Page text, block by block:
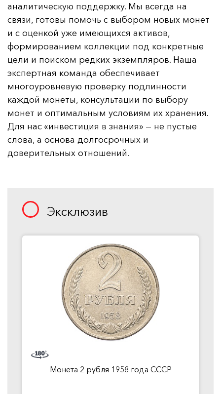
аналитическую поддержку. Мы всегда на
связи, готовы помочь с выбором новых монет
и с оценкой уже имеющихся активов,
формированием коллекции под конкретные
цели и поиском редких экземпляров. Наша
экспертная команда обеспечивает
многоуровневую проверку подлинности
каждой монеты, консультации по выбору
монет и оптимальным условиям их хранения.
Для нас «инвестиция в знания» — не пустые
слова, а основа долгосрочных и
доверительных отношений.
Эксклюзив
Монета 2 рубля 1958 года СССР